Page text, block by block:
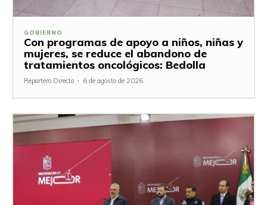
GOBIERNO
Con programas de apoyo a niños, niñas y
mujeres, se reduce el abandono de
tratamientos oncológicos: Bedolla
Reportero Directo - 6 de agosto de 2026